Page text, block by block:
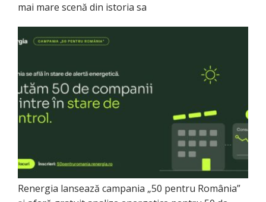
mai mare scenă din istoria sa
Renergia lansează campania „50 pentru România”